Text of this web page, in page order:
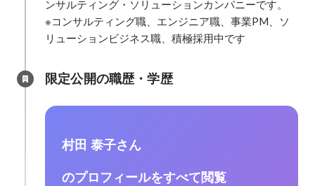
ンサルティング・ソリューションカンパニーです。
※コンサルティング職、エンジニア職、事業PM、ソ
限定公開の職歴・学歴
村田 泰子さん
のプロフィールをすべて閲覧